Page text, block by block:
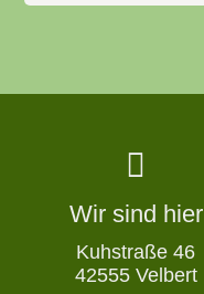
Wir sind hier
Kuhstraße 46
42555 Velbert